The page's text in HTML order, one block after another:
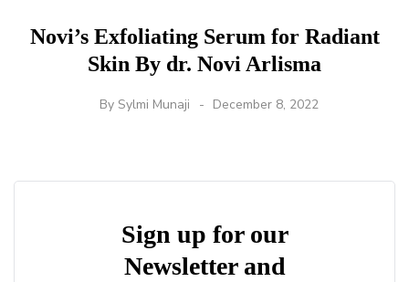
Novi’s Exfoliating Serum for Radiant
Skin By dr. Novi Arlisma
By Sylmi Munaji December 8, 2022
Sign up for our
Newsletter and